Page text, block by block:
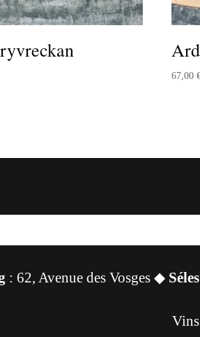
67,00
: 62, Avenue des Vosges ◆
Vins